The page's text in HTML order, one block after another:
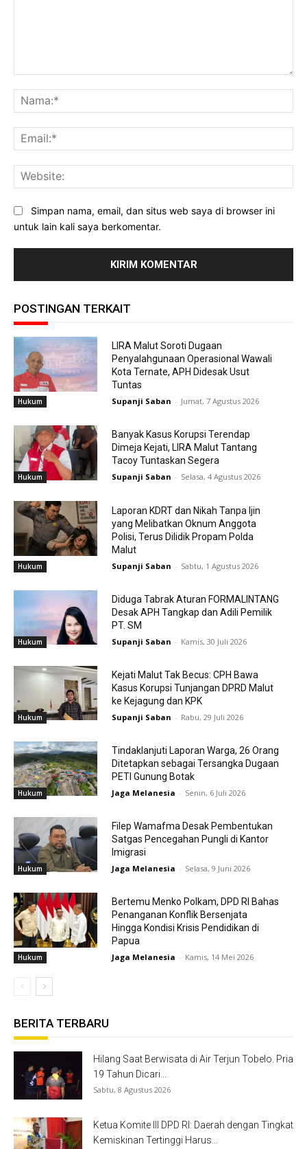
Simpan nama, email, dan situs web saya di browser ini
untuk lain kali saya berkomentar.
POSTINGAN TERKAIT
Hukum
LIRA Malut Soroti Dugaan
Penyalahgunaan Operasional Wawali
Kota Ternate, APH Didesak Usut
Tuntas
Supanji Saban - Jumat, 7 Agustus 2026
Hukum
Banyak Kasus Korupsi Terendap
Dimeja Kejati, LIRA Malut Tantang
Tacoy Tuntaskan Segera
Supanji Saban - Selasa, 4 Agustus 2026
Hukum
Laporan KDRT dan Nikah Tanpa Ijin
yang Melibatkan Oknum Anggota
Polisi, Terus Dilidik Propam Polda
Malut
Supanji Saban - Sabtu, 1 Agustus 2026
Hukum
Diduga Tabrak Aturan FORMALINTANG
Desak APH Tangkap dan Adili Pemilik
PT. SM
Supanji Saban - Kamis, 30 Juli 2026
Hukum
Kejati Malut Tak Becus: CPH Bawa
Kasus Korupsi Tunjangan DPRD Malut
ke Kejagung dan KPK
Supanji Saban - Rabu, 29 Juli 2026
Hukum
Tindaklanjuti Laporan Warga, 26 Orang
Ditetapkan sebagai Tersangka Dugaan
PETI Gunung Botak
Jaga Melanesia - Senin, 6 Juli 2026
Hukum
Filep Wamafma Desak Pembentukan
Satgas Pencegahan Pungli di Kantor
Imigrasi
Jaga Melanesia - Selasa, 9 Juni 2026
Hukum
Bertemu Menko Polkam, DPD RI Bahas
Penanganan Konflik Bersenjata
Hingga Kondisi Krisis Pendidikan di
Papua
Jaga Melanesia - Kamis, 14 Mei 2026
BERITA TERBARU
Hilang Saat Berwisata di Air Terjun Tobelo. Pria
19 Tahun Dicari...
Sabtu, 8 Agustus 2026
Ketua Komite III DPD RI: Daerah dengan Tingkat
Kemiskinan Tertinggi Harus...